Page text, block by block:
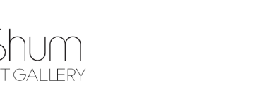
SHUM ART GALLERY